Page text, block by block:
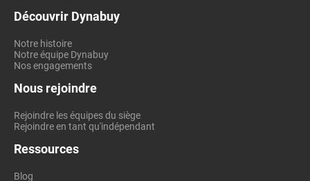
Découvrir Dynabuy
Notre histoire
Notre équipe Dynabuy
Nos engagements
Nous rejoindre
Rejoindre les équipes du siège
Rejoindre en tant qu'indépendant
Ressources
Blog